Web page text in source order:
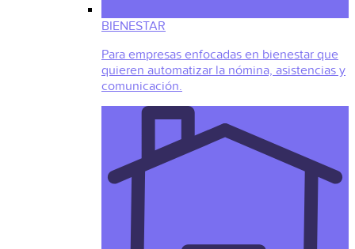
BIENESTAR
Para empresas enfocadas en bienestar que
quieren automatizar la nómina, asistencias y
comunicación.